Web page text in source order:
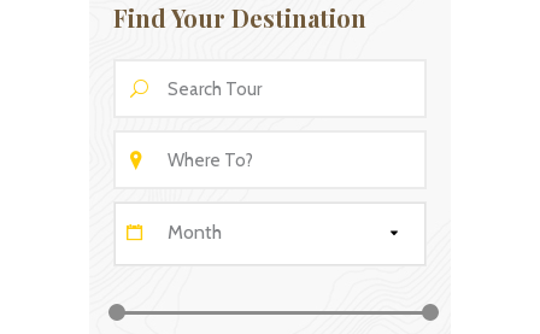
Find Your Destination
Month